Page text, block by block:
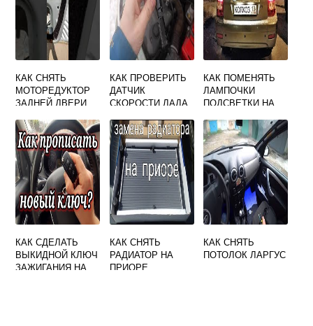
КАК СНЯТЬ
МОТОРЕДУКТОР
ЗАДНЕЙ ДВЕРИ
КАК ПРОВЕРИТЬ
ДАТЧИК
СКОРОСТИ ЛАДА
КАК ПОМЕНЯТЬ
ЛАМПОЧКИ
ПОДСВЕТКИ НА
КАК СДЕЛАТЬ
ВЫКИДНОЙ КЛЮЧ
ЗАЖИГАНИЯ НА
КАК СНЯТЬ
РАДИАТОР НА
ПРИОРЕ
КАК СНЯТЬ
ПОТОЛОК ЛАРГУС